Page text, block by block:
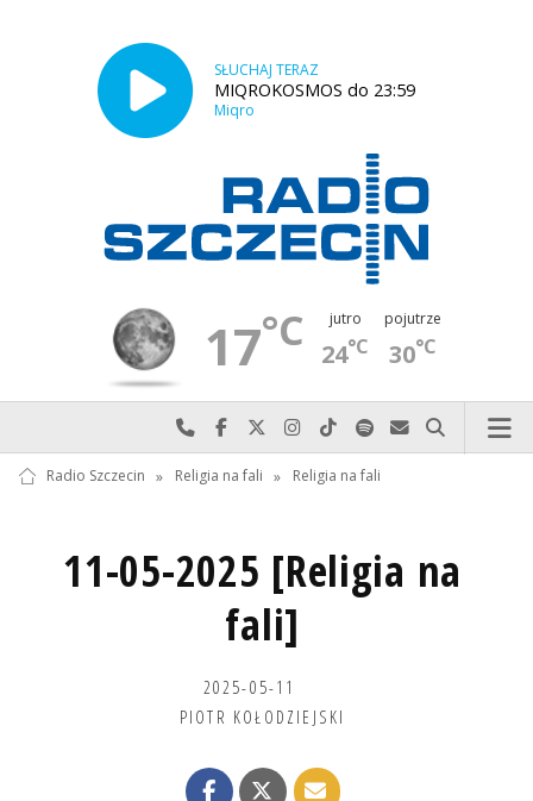
SŁUCHAJ TERAZ
MIQROKOSMOS do 23:59
Miqro
17°C jutro
24°C
pojutrze
30°C
Najlepiej po prostu do nas zadzwoń
Odwiedź nas na Facebook-u
Odwiedź nas na X
Odwiedź nas na Instagram-ie
Odwiedź nas na TikTok-u
Szukaj nas na Spotify
Wyślij do nas
Szukaj
Radio Szczecin » Religia na fali » Religia na fali
11-05-2025 [Religia na
fali]
2025-05-11
PIOTR KOŁODZIEJSKI